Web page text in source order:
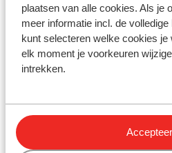
plaatsen van alle cookies. Als je
meer informatie incl. de
kunt selecteren welke cookies je
elk moment je voorkeuren
intrekken.
Accepteer
Tenerife
Rhodos
Turkse Riviera
Rode Zee
Playa del Ingles
Analipsis
Playa Blanca